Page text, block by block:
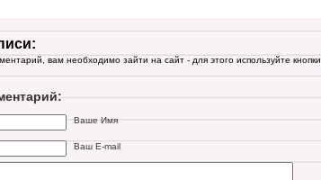
вам необходимо зайти на сайт - для этого используйте кнопки
Ваше Имя
Ваш E-mail